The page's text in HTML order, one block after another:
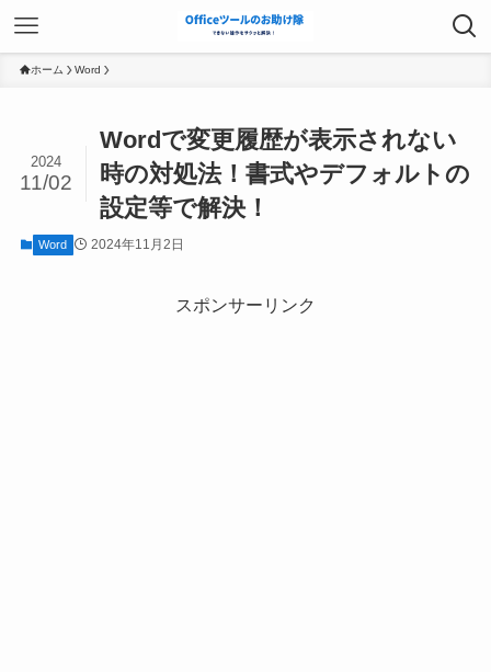
ホーム Word
Wordで変更履歴が表示されない
時の対処法！書式やデフォルトの
設定等で解決！
2024
11/02
Word 2024年11月2日
スポンサーリンク